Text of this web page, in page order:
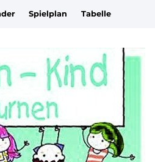
Spielplan Tabelle